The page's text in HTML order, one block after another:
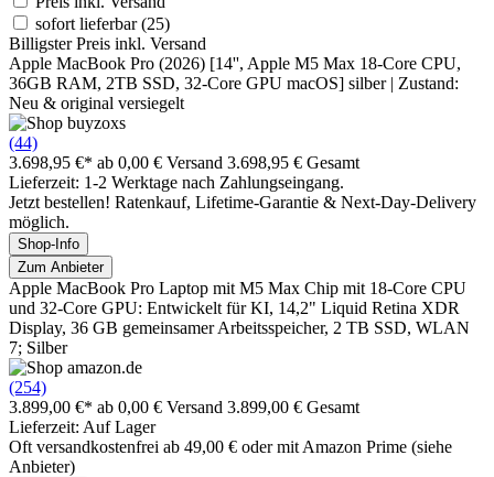
sofort lieferbar(25)
Billigster Preis inkl. Versand
Apple MacBook Pro (2026) [14'', Apple M5 Max 18-Core CPU,
36GB RAM, 2TB SSD, 32-Core GPU macOS] silber | Zustand:
Neu & original versiegelt
(44)
3.698,95 €* ab 0,00 € Versand 3.698,95 € Gesamt
Lieferzeit: 1-2 Werktage nach Zahlungseingang.
Jetzt bestellen! Ratenkauf, Lifetime-Garantie & Next-Day-Delivery
möglich.
Shop-Info
Zum Anbieter
Apple MacBook Pro Laptop mit M5 Max Chip mit 18-Core CPU
und 32-Core GPU: Entwickelt für KI, 14,2" Liquid Retina XDR
Display, 36 GB gemeinsamer Arbeitsspeicher, 2 TB SSD, WLAN
7; Silber
(254)
3.899,00 €* ab 0,00 € Versand 3.899,00 € Gesamt
Lieferzeit: Auf Lager
Oft versandkostenfrei ab 49,00 € oder mit Amazon Prime (siehe
Anbieter)